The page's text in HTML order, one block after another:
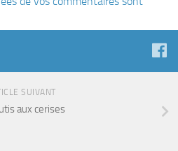
SUIVANT
aux cerises